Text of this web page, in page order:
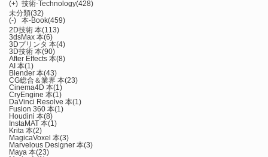
(+) 技術-Technology(428)
未分類(32)
(-)
本-Book(459)
2D技術 本(113)
3dsMax 本(6)
3Dプリンタ 本(4)
3D技術 本(90)
After Effects 本(8)
AI 本(1)
Blender 本(43)
CG総合＆業界 本(23)
Cinema4D 本(1)
CryEngine 本(1)
DaVinci Resolve 本(1)
Fusion 360 本(1)
Houdini 本(8)
InstaMAT 本(1)
Krita 本(2)
MagicaVoxel 本(3)
Marvelous Designer 本(3)
Maya 本(23)